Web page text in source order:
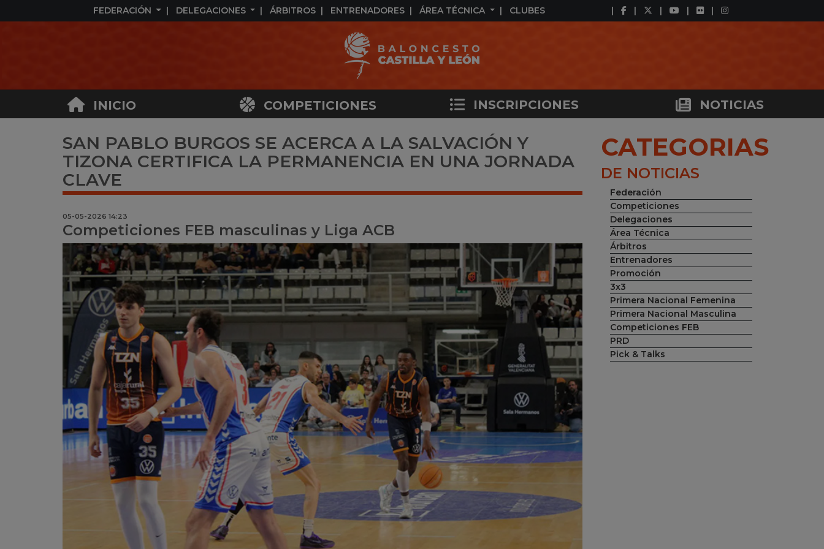
FEDERACIÓN DELEGACIONES ÁRBITROS ENTRENADORES ÁREA TÉCNICA CLUBES
INICIO COMPETICIONES INSCRIPCIONES NOTICIAS
SAN PABLO BURGOS SE ACERCA A LA SALVACIÓN Y
TIZONA CERTIFICA LA PERMANENCIA EN UNA JORNADA
CLAVE
05-05-2026 14:23
Competiciones FEB masculinas y Liga ACB
CATEGORIAS
DE NOTICIAS
Federación
Competiciones
Delegaciones
Área Técnica
Árbitros
Entrenadores
Promoción
3x3
Primera Nacional Femenina
Primera Nacional Masculina
Competiciones FEB
PRD
Pick & Talks